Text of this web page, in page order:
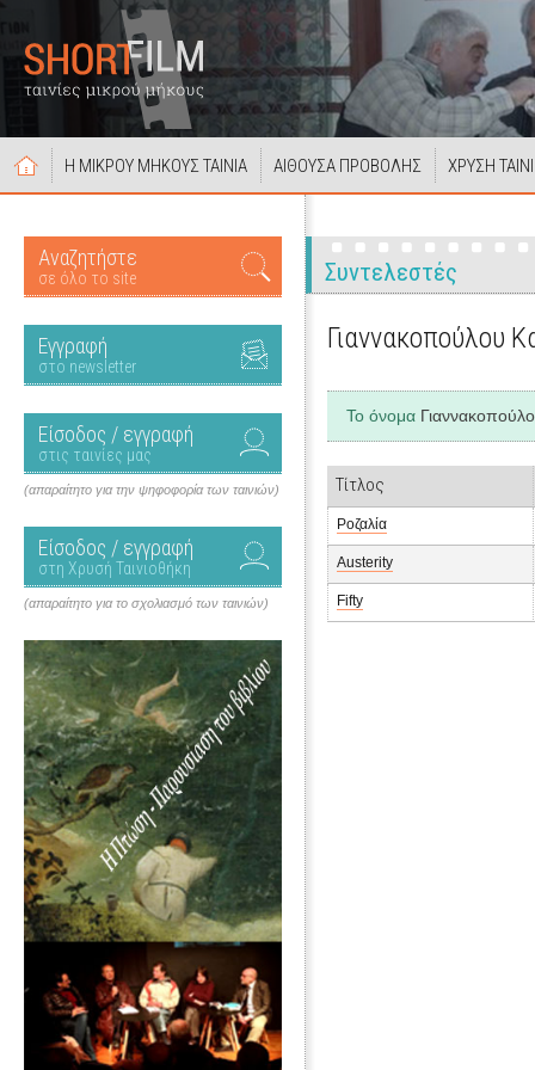
Η ΜΙΚΡΟΥ ΜΗΚΟΥΣ ΤΑΙΝΙΑ ΑΙΘΟΥΣΑ ΠΡΟΒΟΛΗΣ ΧΡΥΣΗ
Αναζητήστε
σε όλο το site
Εγγραφή
στο newsletter
Είσοδος / εγγραφή
στις ταινίες μας
(απαραίτητο για την ψηφοφορία των ταινιών)
Είσοδος / εγγραφή
στη Χρυσή Ταινιοθήκη
(απαραίτητο για το σχολιασμό των ταινιών)
Συντελεστές
Γιαννακοπούλου
Το όνομα
Τίτλος
Ροζαλία
Austerity
Fifty